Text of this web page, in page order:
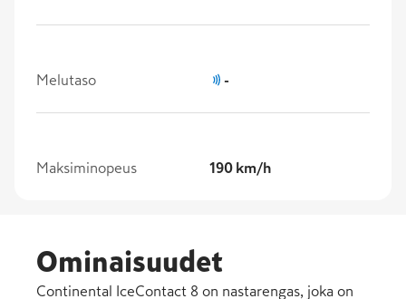
Melutaso -
Maksiminopeus 190 km/h
Ominaisuudet
Continental IceContact 8 on nastarengas, joka on